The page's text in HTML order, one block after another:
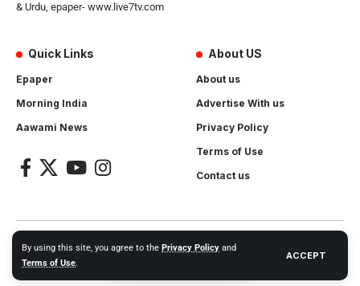
By using this site, you agree to the Privacy Policy and
Terms of Use.
ACCEPT
& Urdu, epaper- www.live7tv.com
Quick Links
Epaper
Morning India
Aawami News
About US
About us
Advertise With us
Privacy Policy
Terms of Use
Contact us
2024- All Rights Reserved.Live 7 tv. Website Created by and